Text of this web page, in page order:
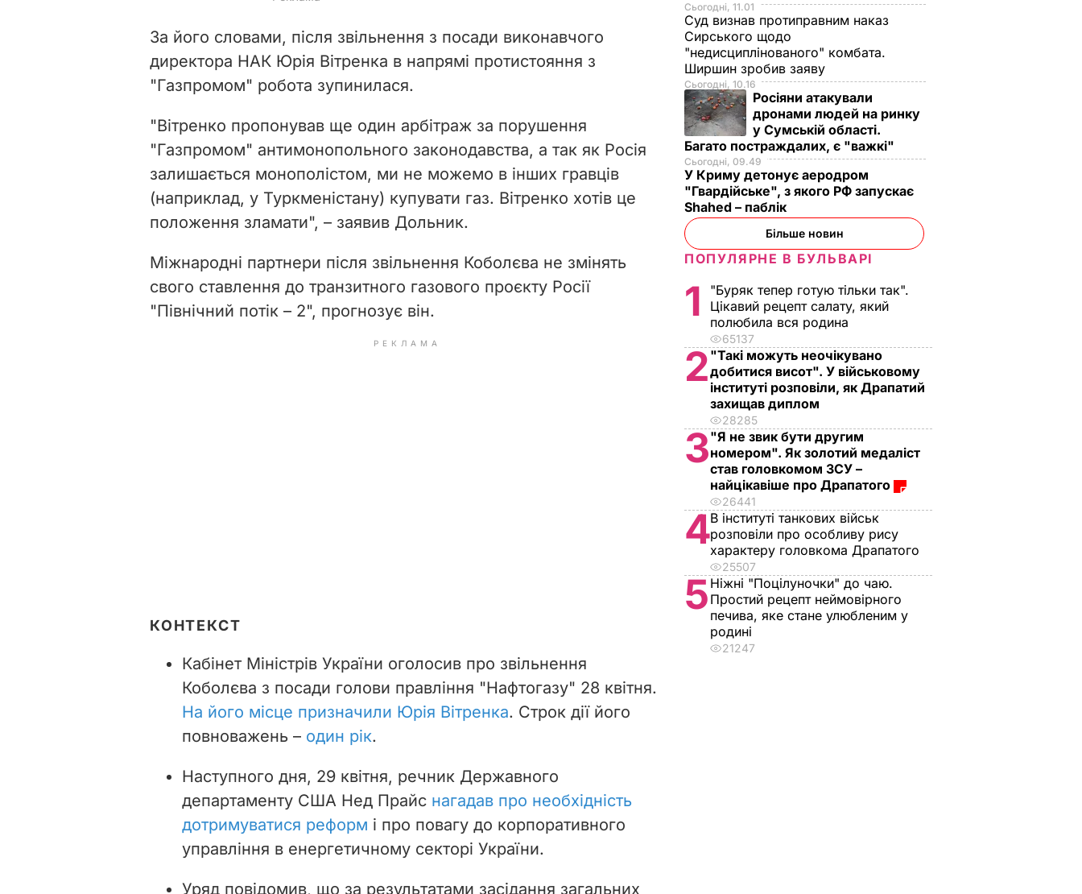
За його словами, після звільнення з посади виконавчого
директора НАК Юрія Вітренка в напрямі протистояння з
"Газпромом" робота зупинилася.
"Вітренко пропонував ще один арбітраж за порушення
"Газпромом" антимонопольного законодавства, а так як Росія
залишається монополістом, ми не можемо в інших гравців
(наприклад, у Туркменістану) купувати газ. Вітренко хотів це
положення зламати", – заявив Дольник.
Міжнародні партнери після звільнення Коболєва не змінять
свого ставлення до транзитного газового проєкту Росії
"Північний потік – 2", прогнозує він.
РЕКЛАМА
КОНТЕКСТ
Кабінет Міністрів України оголосив про звільнення
Коболєва з посади голови правління "Нафтогазу" 28 квітня.
На його місце призначили Юрія Вітренка. Строк дії його
повноважень – один рік.
Наступного дня, 29 квітня, речник Державного
департаменту США Нед Прайс нагадав про необхідність
дотримуватися реформ і про повагу до корпоративного
управління в енергетичному секторі України.
Уряд повідомив, що за результатами засідання загальних
Сьогодні, 11.01
Суд визнав протиправним наказ
Сирського щодо
"недисциплінованого" комбата.
Ширшин зробив заяву
Сьогодні, 10.16
Росіяни атакували
дронами людей на ринку
у Сумській області.
Багато постраждалих, є "важкі"
Сьогодні, 09.49
У Криму детонує аеродром
"Гвардійське", з якого РФ запускає
Shahed – паблік
Більше новин
ПОПУЛЯРНЕ В БУЛЬВАРІ
1
"Буряк тепер готую тільки так".
Цікавий рецепт салату, який
полюбила вся родина
65137
2 "Такі можуть неочікувано
добитися висот". У військовому
інституті розповіли, як Драпатий
захищав диплом
28285
3"Я не звик бути другим
номером". Як золотий медаліст
став головкомом ЗСУ –
найцікавіше про Драпатого
26441
4В інституті танкових військ
розповіли про особливу рису
характеру головкома Драпатого
25507
5 Ніжні "Поцілуночки" до чаю.
Простий рецепт неймовірного
печива, яке стане улюбленим у
родині
21247